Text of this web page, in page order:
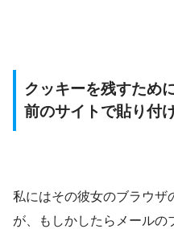
クッキーを残すため
前のサイトで貼り付
私にはその彼女のブラウザ
が、もしかしたらメールの